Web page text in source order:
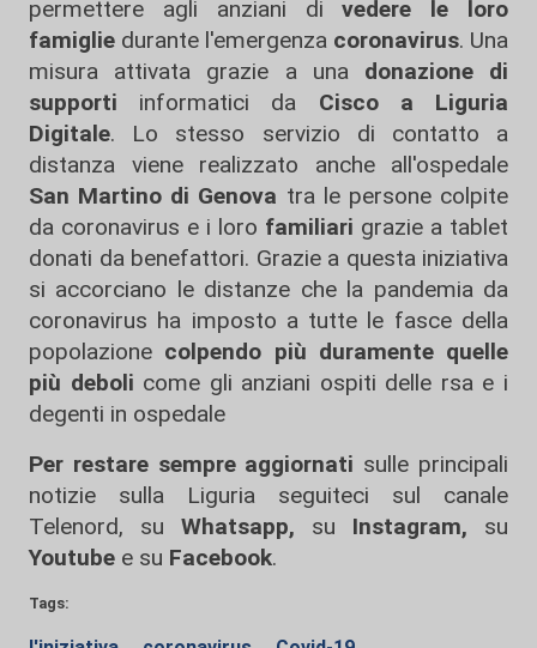
permettere agli anziani divedere le loro
famiglie durante l'emergenza coronavirus. Una
misura attivata grazie a una donazione di
supporti informatici da Cisco a Liguria
Digitale. Lo stesso servizio di contatto a
distanza viene realizzato anche all'ospedale
San Martino di Genova tra le persone colpite
da coronavirus e i loro familiari grazie a tablet
donati da benefattori. Grazie a questa iniziativa
si accorciano le distanze che la pandemia da
coronavirus ha imposto a tutte le fasce della
popolazione colpendo più duramente quelle
più deboli come gli anziani ospiti delle rsa e i
degenti in ospedale
Per restare sempre aggiornati sulle principali
notizie sulla Liguria seguiteci sul canale
Telenord, su
Whatsapp, su Instagram, su
Youtube e su Facebook.
Tags: